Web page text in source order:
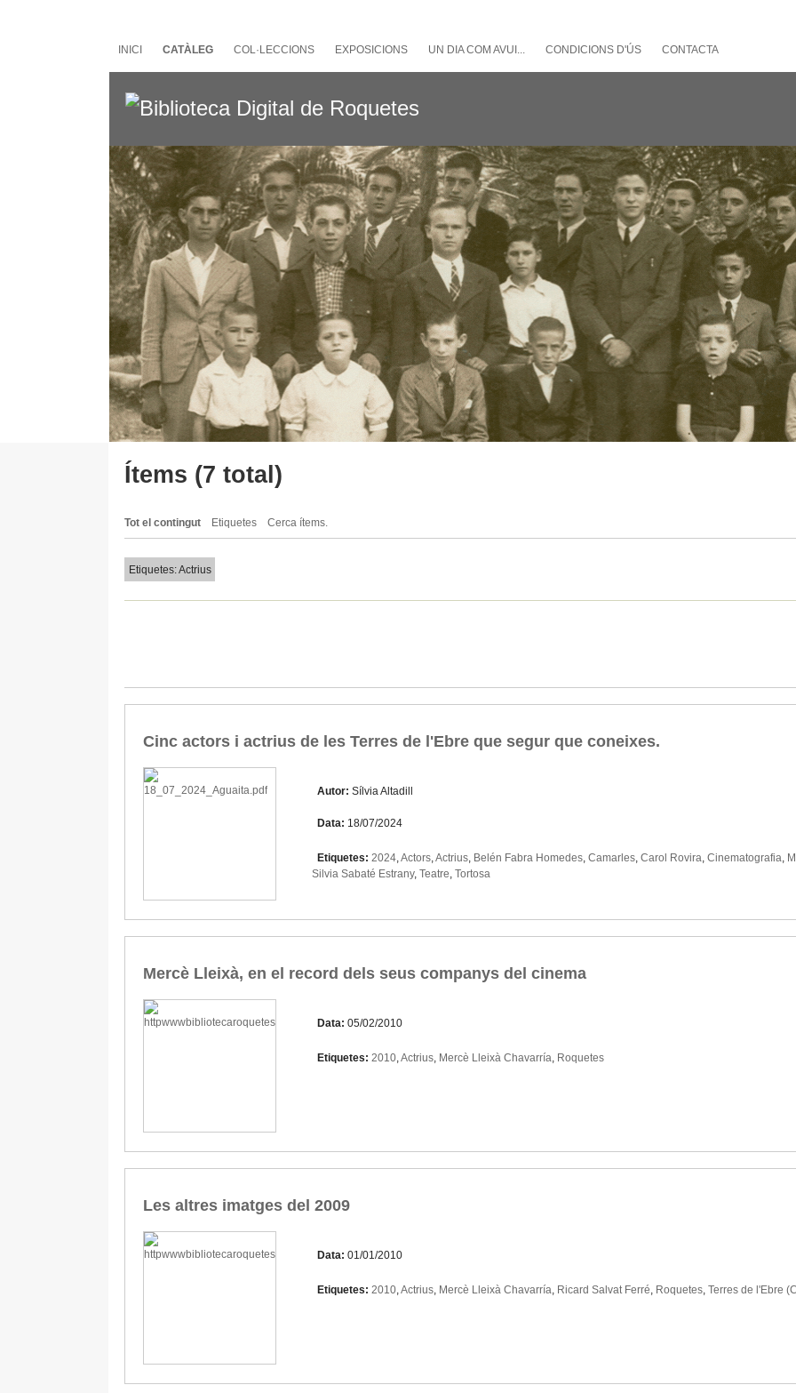
INICI CATÀLEG COL·LECCIONS EXPOSICIONS UN DIA COM AVUI... CONDICIONS D'ÚS CONTACTA
Ítems (7 total)
Tot el contingut Etiquetes Cerca ítems.
Etiquetes: Actrius
Cinc actors i actrius de les Terres de l'Ebre que segur que coneixes.
Autor: Sílvia Altadill
Data: 18/07/2024
Etiquetes: 2024,Actors,Actrius, Belén Fabra Homedes, Camarles, Carol Rovira, Cinematografia,
Silvia Sabaté Estrany, Teatre, Tortosa
Mercè Lleixà, en el record dels seus companys del cinema
Data: 05/02/2010
Etiquetes: 2010,Actrius, Mercè Lleixà Chavarría, Roquetes
Les altres imatges del 2009
Data: 01/01/2010
Etiquetes: 2010,Actrius, Mercè Lleixà Chavarría, Ricard Salvat Ferré, Roquetes, Terres de l'Ebre